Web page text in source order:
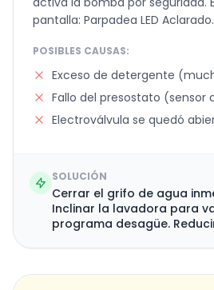
pantalla: Parpadea LED Aclarado.
POSIBLES CAUSAS:
Exceso de detergente
Fallo del presostato (sensor
Electroválvula se quedó
SOLUCIÓN
Cerrar el grifo de agua
Inclinar la lavadora para
programa desagüe.